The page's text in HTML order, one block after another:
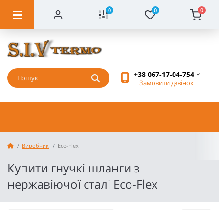
0 0 0
+38 067-17-04-754
Замовити дзвінок
Виробник Eco-Flex
Купити гнучкі шланги з
нержавіючої сталі Eco-Flex